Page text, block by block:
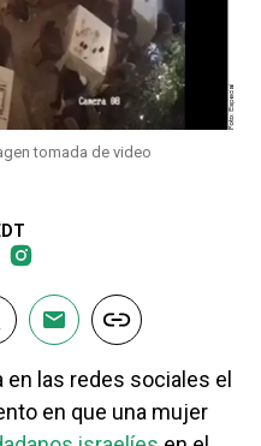
tomada de video
en las redes sociales el
en que una mujer